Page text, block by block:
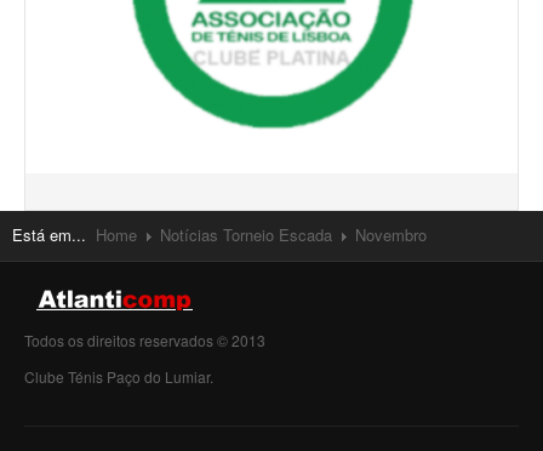
Está em... Home Notícias Torneio Escada Novembro
Todos os direitos reservados © 2013
Clube Ténis Paço do Lumiar.